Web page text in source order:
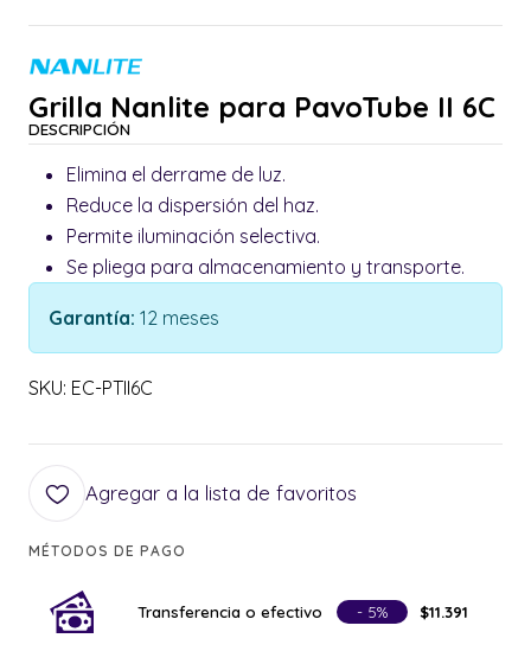
Grilla Nanlite para PavoTube II 6C
DESCRIPCIÓN
Elimina el derrame de luz.
Reduce la dispersión del haz.
Permite iluminación selectiva.
Se pliega para almacenamiento y transporte.
Garantía: 12 meses
SKU: EC-PTII6C
Agregar a la lista de favoritos
MÉTODOS DE PAGO
Transferencia o efectivo - 5% $11.391